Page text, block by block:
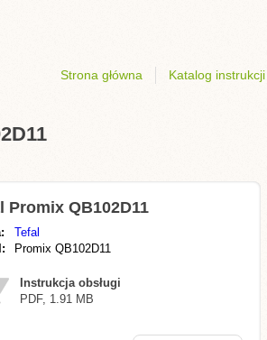
Strona główna Katalog instrukcji
Promix QB102D11
Tefal
Promix QB102D11
Instrukcja obsługi
PDF, 1.91 MB